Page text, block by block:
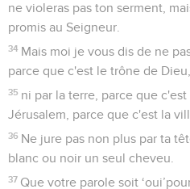
ne violeras pas ton serment,
promis au Seigneur.
34 Mais moi je vous dis de ne
parce que c'est le trône de Dieu,
35 ni par la terre, parce que
Jérusalem, parce que c'est la
36 Ne jure pas non plus par ta
blanc ou noir un seul cheveu.
37 Que votre parole soit